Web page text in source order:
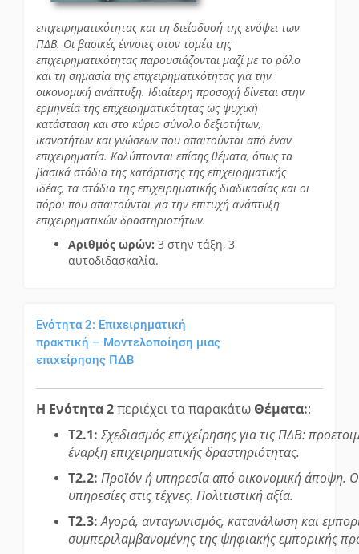
επιχειρηματικότητας και τη διείσδυσή της ενόψει των
ΠΔΒ. Οι βασικές έννοιες στον τομέα της
επιχειρηματικότητας παρουσιάζονται μαζί με το ρόλο
και τη σημασία της επιχειρηματικότητας για την
οικονομική ανάπτυξη. Ιδιαίτερη προσοχή δίνεται στην
ερμηνεία της επιχειρηματικότητας ως ψυχική
κατάσταση και στο κύριο σύνολο δεξιοτήτων,
ικανοτήτων και γνώσεων που απαιτούνται από έναν
επιχειρηματία. Καλύπτονται επίσης θέματα, όπως τα
βασικά στάδια της κατάρτισης της επιχειρηματικής
ιδέας, τα στάδια της επιχειρηματικής διαδικασίας και οι
πόροι που απαιτούνται για την επιτυχή ανάπτυξη
επιχειρηματικών δραστηριοτήτων.
Αριθμός ωρών: 3 στην τάξη, 3
αυτοδιδασκαλία.
Ενότητα 2: Επιχειρηματική
πρακτική – Μοντελοποίηση μιας
επιχείρησης ΠΔΒ
Η Ενότητα 2περιέχει τα παρακάτω Θέματα::
T2.1: Σχεδιασμός επιχείρησης για τις ΠΔΒ:
έναρξη επιχειρηματικής δραστηριότητας.
T2.2: Προϊόν ή υπηρεσία από οικονομική άποψη.
υπηρεσίες στις τέχνες. Πολιτιστική αξία.
T2.3: Αγορά, ανταγωνισμός, κατανάλωση και
συμπεριλαμβανομένης της ψηφιακής εμπορικής